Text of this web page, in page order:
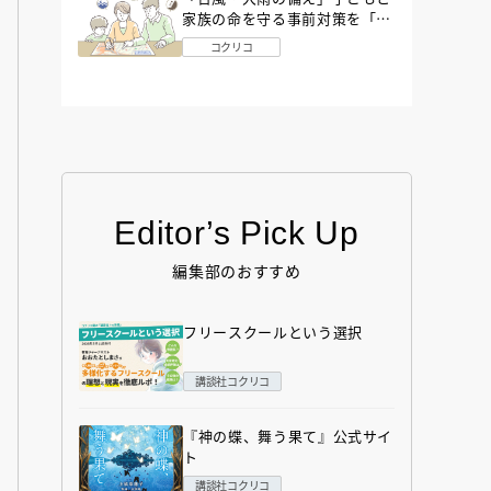
家族の命を守る事前対策を「防
災アドバイザー」が解説
コクリコ
Editor’s Pick Up
編集部のおすすめ
フリースクールという選択
講談社コクリコ
『神の蝶、舞う果て』公式サイ
ト
講談社コクリコ